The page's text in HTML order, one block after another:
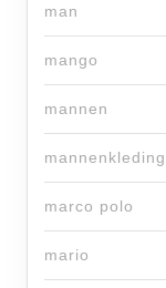
man
mango
mannen
mannenkleding
marco polo
mario